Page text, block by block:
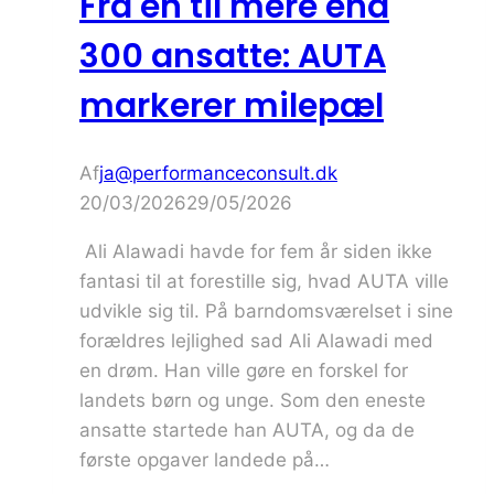
300 ansatte: AUTA
markerer milepæl
Afja@performanceconsult.dk
20/03/202629/05/2026
Ali Alawadi havde for fem år siden ikke
fantasi til at forestille sig, hvad AUTA ville
udvikle sig til. På barndomsværelset i sine
forældres lejlighed sad Ali Alawadi med
en drøm. Han ville gøre en forskel for
landets børn og unge. Som den eneste
ansatte startede han AUTA, og da de
første opgaver landede på…